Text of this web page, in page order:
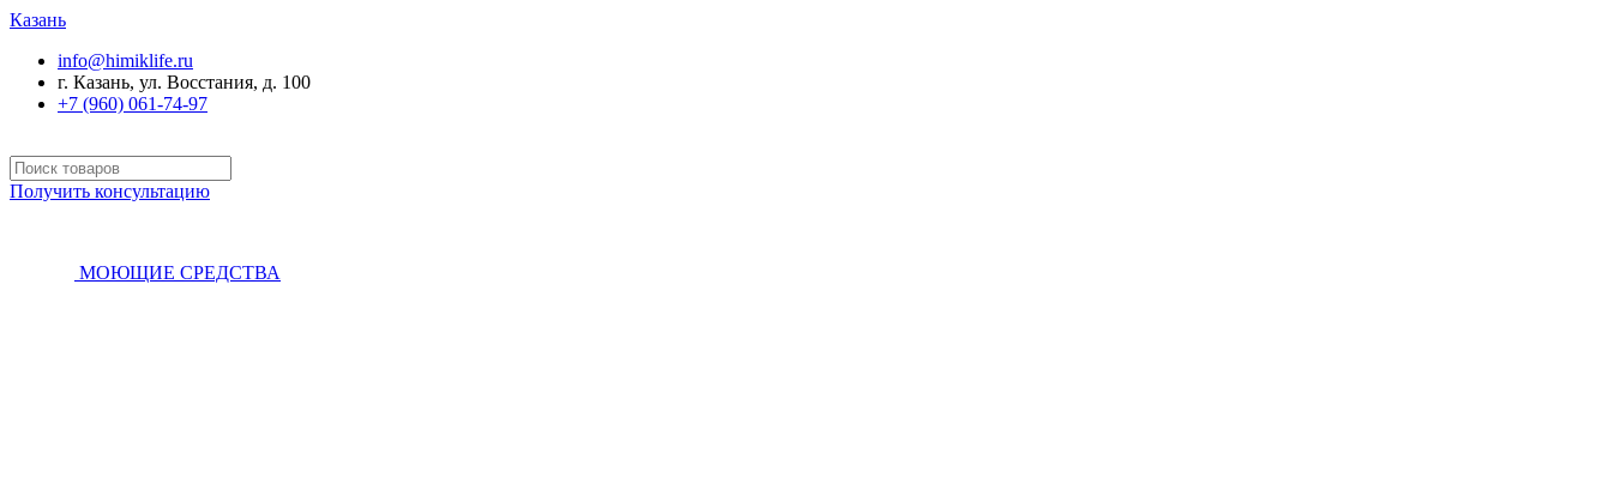
Казань
info@himiklife.ru
г. Казань, ул. Восстания, д. 100
+7 (960) 061-74-97
Получить консультацию
МОЮЩИЕ СРЕДСТВА